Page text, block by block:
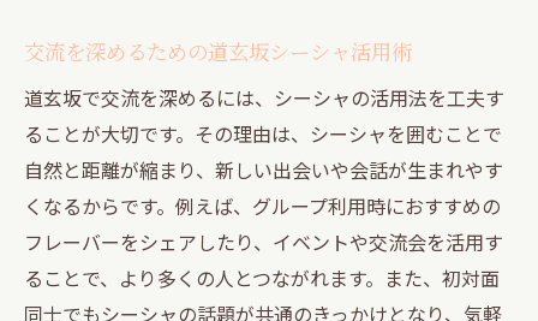
交流を深めるための道玄坂シーシャ活用術
道玄坂で交流を深めるには、シーシャの活用法を工夫す
ることが大切です。その理由は、シーシャを囲むことで
自然と距離が縮まり、新しい出会いや会話が生まれやす
くなるからです。例えば、グループ利用時におすすめの
フレーバーをシェアしたり、イベントや交流会を活用す
ることで、より多くの人とつながれます。また、初対面
同士でもシーシャの話題が共通のきっかけとなり、気軽